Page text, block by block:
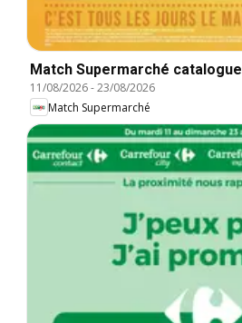
Match Supermarché catalogue
11/08/2026-23/08/2026
Match Supermarché